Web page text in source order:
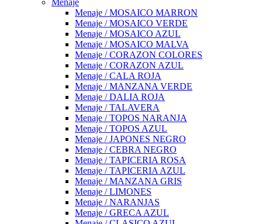
Menaje
Menaje / MOSAICO MARRON
Menaje / MOSAICO VERDE
Menaje / MOSAICO AZUL
Menaje / MOSAICO MALVA
Menaje / CORAZON COLORES
Menaje / CORAZON AZUL
Menaje / CALA ROJA
Menaje / MANZANA VERDE
Menaje / DALIA ROJA
Menaje / TALAVERA
Menaje / TOPOS NARANJA
Menaje / TOPOS AZUL
Menaje / JAPONES NEGRO
Menaje / CEBRA NEGRO
Menaje / TAPICERIA ROSA
Menaje / TAPICERIA AZUL
Menaje / MANZANA GRIS
Menaje / LIMONES
Menaje / NARANJAS
Menaje / GRECA AZUL